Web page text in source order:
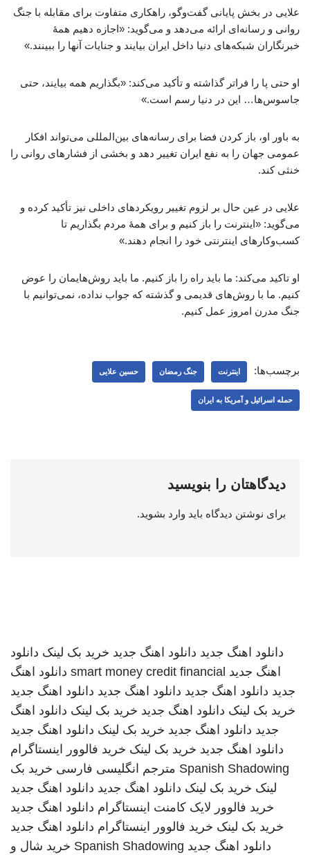
علایی در بخش پایانی گفت‌وگو، راهکاری متفاوت برای مقابله با جنگ
روانی و رسانه‌ای ارائه می‌دهد و می‌گوید: «اجازه دهیم همهٔ
خبرنگاران شبکه‌های دنیا داخل ایران بیایند و جنایات آنها را ببینند.»
او حتی پا را فراتر گذاشته و تأکید می‌کند: «بگذاریم همه بیایند، حتی
جاسوس‌ها… این در دنیا رسم است.»
به باور او، باز کردن فضا برای رسانه‌های بین‌المللی می‌تواند افکار
عمومی جهان را به نفع ایران تغییر دهد و بخشی از فشارهای روانی را
خنثی کند.
علایی در عین حال بر لزوم تغییر رویکردهای داخلی نیز تأکید کرده و
می‌گوید: «اینترنت را باز کنیم و برای همهٔ مردم بگذاریم تا
کسب‌وکارهای اینترنتی خود را انجام دهند.»
او تاکید می‌کند: ما باید راه را باز کنیم. ما باید روش‌هایمان را عوض
کنیم. ما با روش‌های قدیمی و گذشته که جواب نداده، نمی‌توانیم با
جنگ مدرن امروز عمل کنیم.
برچسب‌ها: اینترنت جنگ رمضان حسین علایی
حمله اسرائیل و آمریکا به ایران
دیدگاهتان را بنویسید
برای نوشتن دیدگاه باید وارد بشوید.
دانلود اهنگ جدید دانلود اهنگ جدید خرید بک لینک دانلود
اهنگ جدید smart money credit financial دانلود اهنگ
جدید دانلود اهنگ جدید دانلود اهنگ جدید دانلود اهنگ جدید
خرید بک لینک دانلود اهنگ جدید خرید بک لینک دانلود اهنگ
جدید دانلود اهنگ جدید خرید بک لینک دانلود اهنگ جدید
دانلود اهنگ جدید خرید بک لینک خرید فالوور اینستاگرام
Spanish Shadowing مترجم انگلیسی فارسی خرید بک
لینک خرید بک لینک دانلود اهنگ جدید دانلود اهنگ جدید
خرید فالوور لایک کامنت اینستاگرام دانلود اهنگ جدید
خرید بک لینک خرید فالوور اینستاگرام دانلود اهنگ جدید
دانلود اهنگ جدید Spanish Shadowing خرید شال و